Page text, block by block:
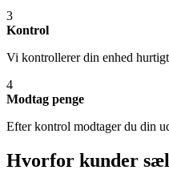
3
Kontrol
Vi kontrollerer din enhed
4
Modtag penge
Efter kontrol modtager du din
Hvorfor kunder